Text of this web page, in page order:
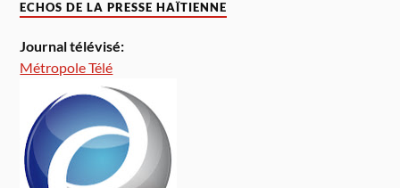
ECHOS DE LA PRESSE HAÏTIENNE
Journal télévisé:
Métropole Télé